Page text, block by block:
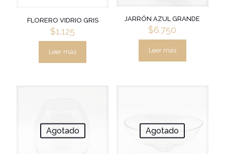
FLORERO VIDRIO GRIS
$1.125
Leer más
JARRÓN AZUL GRANDE
$6.750
Leer más
Agotado Agotado